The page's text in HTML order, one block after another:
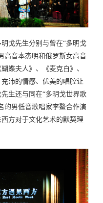
戈先生分别与曾在“多明戈
高音本杰明和俄罗斯女高音
蝶夫人》、《麦克白》、
沛的情感、优美的唱腔让
生还与同在“多明戈世界歌
的男低音歌唱家李鳌合作演
方对于文化艺术的默契理